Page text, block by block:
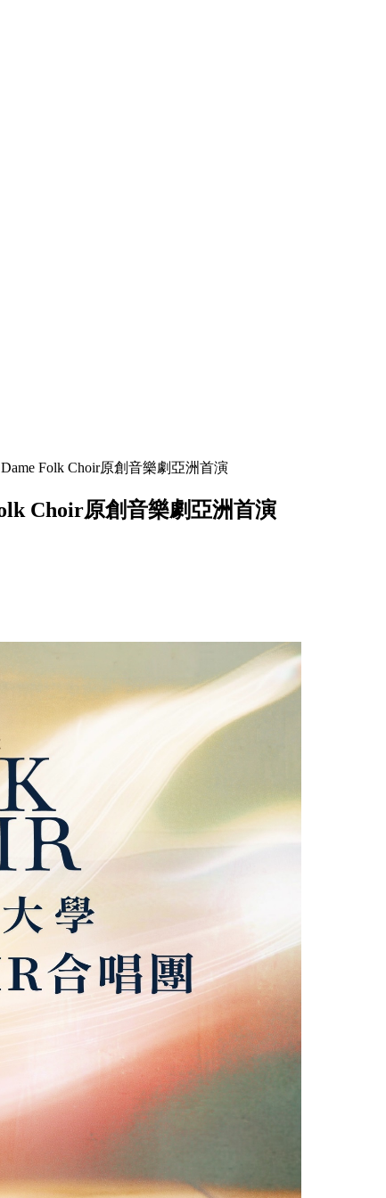
Folk Choir原創音樂劇亞洲首演
Choir原創音樂劇亞洲首演